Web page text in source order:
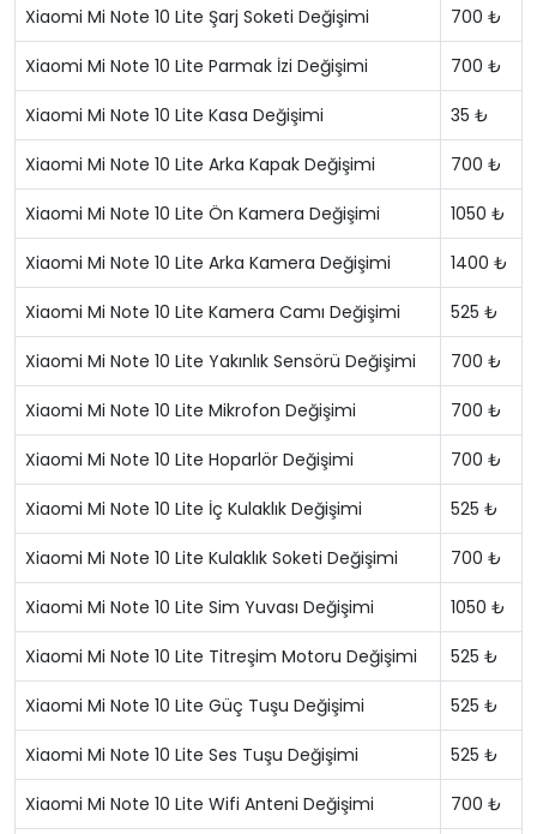
Xiaomi Mi Note 10 Lite Şarj Soketi Değişimi 700 ₺
Xiaomi Mi Note 10 Lite Parmak İzi Değişimi 700 ₺
Xiaomi Mi Note 10 Lite Kasa Değişimi 35 ₺
Xiaomi Mi Note 10 Lite Arka Kapak Değişimi 700 ₺
Xiaomi Mi Note 10 Lite Ön Kamera Değişimi 1050 ₺
Xiaomi Mi Note 10 Lite Arka Kamera Değişimi 1400 ₺
Xiaomi Mi Note 10 Lite Kamera Camı Değişimi 525 ₺
Xiaomi Mi Note 10 Lite Yakınlık Sensörü Değişimi 700 ₺
Xiaomi Mi Note 10 Lite Mikrofon Değişimi 700 ₺
Xiaomi Mi Note 10 Lite Hoparlör Değişimi 700 ₺
Xiaomi Mi Note 10 Lite İç Kulaklık Değişimi 525 ₺
Xiaomi Mi Note 10 Lite Kulaklık Soketi Değişimi 700 ₺
Xiaomi Mi Note 10 Lite Sim Yuvası Değişimi 1050 ₺
Xiaomi Mi Note 10 Lite Titreşim Motoru Değişimi 525 ₺
Xiaomi Mi Note 10 Lite Güç Tuşu Değişimi 525 ₺
Xiaomi Mi Note 10 Lite Ses Tuşu Değişimi 525 ₺
Xiaomi Mi Note 10 Lite Wifi Anteni Değişimi 700 ₺